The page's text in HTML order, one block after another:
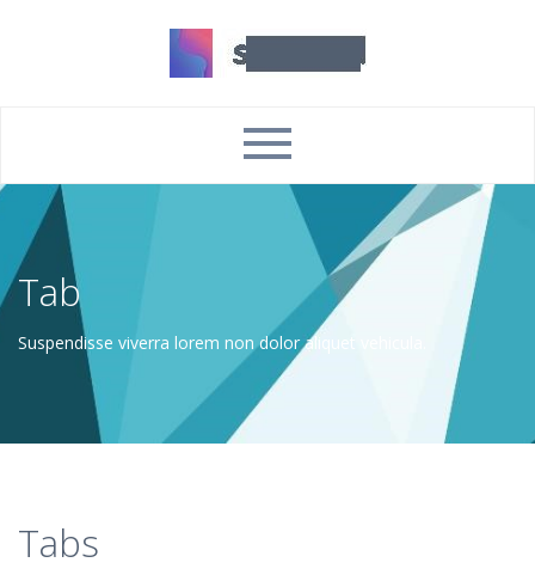
Tab
Suspendisse viverra lorem non dolor aliquet vehicula.
Tabs